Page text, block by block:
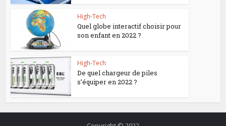
High-Tech
Quel globe interactif choisir pour
son enfant en 2022 ?
High-Tech
De quel chargeur de piles
s’équiper en 2022 ?